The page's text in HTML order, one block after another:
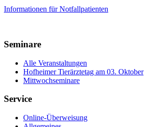
Informationen für Notfallpatienten
Seminare
Alle Veranstaltungen
Hofheimer Tierärztetag am 03. Oktober
Mittwochseminare
Service
Online-Überweisung